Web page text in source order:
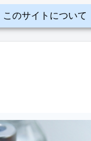
このサイトについて